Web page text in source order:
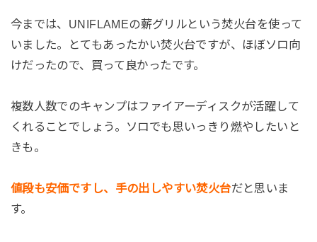
今までは、UNIFLAMEの薪グリルという焚火台を使って
いました。とてもあったかい焚火台ですが、ほぼソロ向
けだったので、買って良かったです。
複数人数でのキャンプはファイアーディスクが活躍して
くれることでしょう。ソロでも思いっきり燃やしたいと
きも。
値段も安価ですし、手の出しやすい焚火台だと思いま
す。